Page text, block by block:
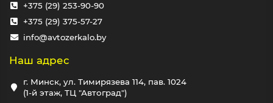
+375 (29) 253-90-90
+375 (29) 375-57-27
info@avtozerkalo.by
Наш адрес
г. Минск, ул. Тимирязева 114, пав. 1024
(1-й этаж, ТЦ "Автоград")